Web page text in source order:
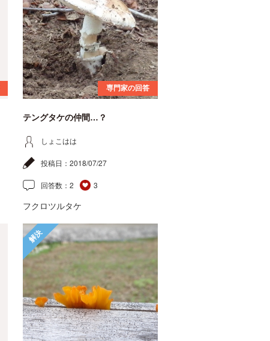
専門家の回答
テングタケの仲間…？
しょこはは
投稿日： 2018/07/27
回答数： 2 3
フクロツルタケ
解決